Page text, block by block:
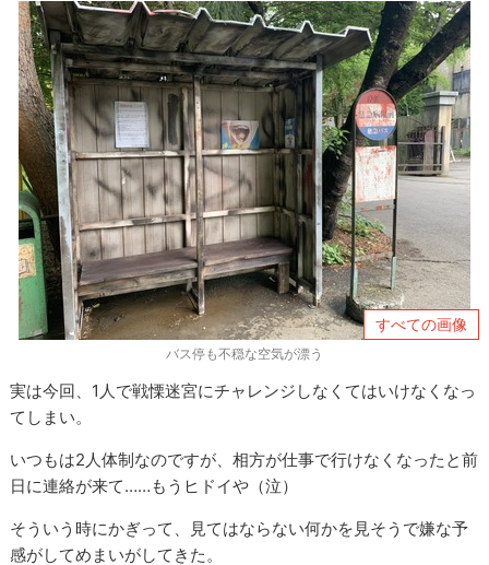
すべての画像
バス停も不穏な空気が漂う
実は今回、1人で戦慄迷宮にチャレンジしなくてはいけなくなっ
てしまい。
いつもは2人体制なのですが、相方が仕事で行けなくなったと前
日に連絡が来て……もうヒドイや（泣）
そういう時にかぎって、見てはならない何かを見そうで嫌な予
感がしてめまいがしてきた。